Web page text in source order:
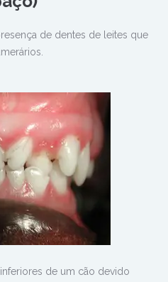
de dentes de leites que
de um cão devido